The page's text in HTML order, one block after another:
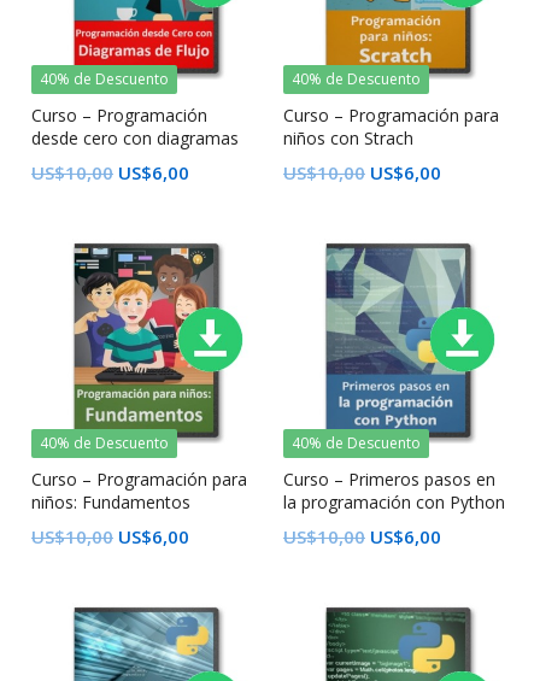
40% de Descuento
Curso – Programación
desde cero con diagramas
US$10,00 US$6,00
40% de Descuento
Curso – Programación para
niños con Strach
US$10,00 US$6,00
40% de Descuento
Curso – Programación para
niños: Fundamentos
US$10,00 US$6,00
40% de Descuento
Curso – Primeros pasos en
la programación con Python
US$10,00 US$6,00